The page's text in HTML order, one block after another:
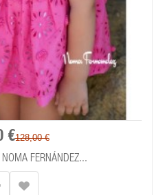
€128,00 €
FERNÁNDEZ...